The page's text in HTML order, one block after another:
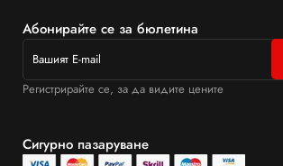
Абонирайте се за бюлетина
Регистрирайте се, за да видите цените
Сигурно пазаруване